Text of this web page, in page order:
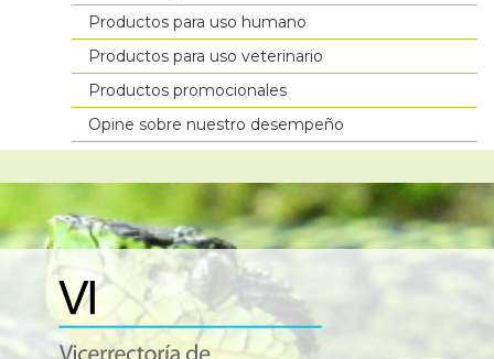
Productos para uso humano
Productos para uso veterinario
Productos promocionales
Opine sobre nuestro desempeño